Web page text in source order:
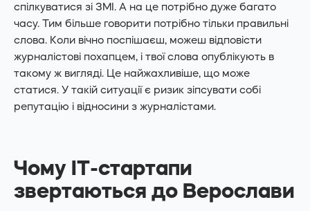
спілкуватися зі ЗМІ. А на це потрібно дуже багато
часу. Тим більше говорити потрібно тільки правильні
слова. Коли вічно поспішаєш, можеш відповісти
журналістові похапцем, і твої слова опублікують в
такому ж вигляді. Це найжахливіше, що може
статися. У такій ситуації є ризик зіпсувати собі
репутацію і відносини з журналістами.
Чому IT-стартапи
звертаються до Верослави